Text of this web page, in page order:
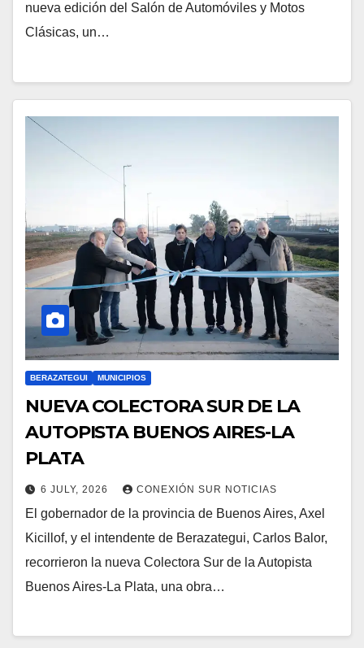
nueva edición del Salón de Automóviles y Motos
Clásicas, un…
BERAZATEGUI MUNICIPIOS
NUEVA COLECTORA SUR DE LA
AUTOPISTA BUENOS AIRES-LA
PLATA
6 JULY, 2026 CONEXIÓN SUR NOTICIAS
El gobernador de la provincia de Buenos Aires, Axel
Kicillof, y el intendente de Berazategui, Carlos Balor,
recorrieron la nueva Colectora Sur de la Autopista
Buenos Aires-La Plata, una obra…